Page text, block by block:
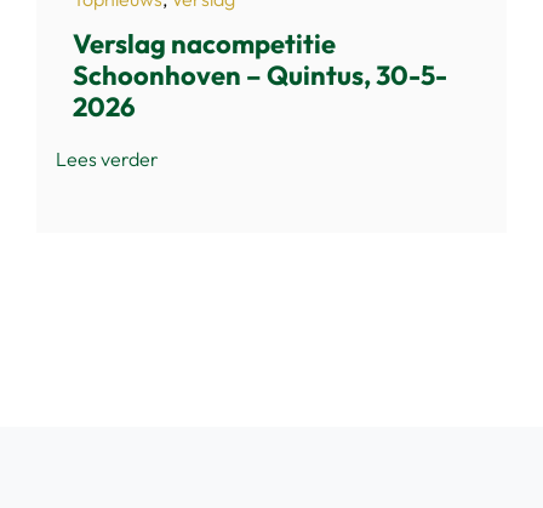
Verslag nacompetitie
Schoonhoven – Quintus, 30-5-
2026
Lees verder